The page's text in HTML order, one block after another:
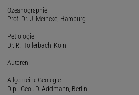
Ozeanographie
Prof. Dr. J. Meincke, Hamburg
Petrologie
Dr. R. Hollerbach, Köln
Autoren
Allgemeine Geologie
Dipl.-Geol. D. Adelmann, Berlin